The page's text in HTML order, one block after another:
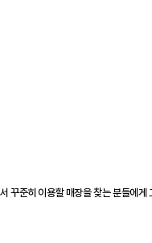
준히 이용할 매장을 찾는 분들에게